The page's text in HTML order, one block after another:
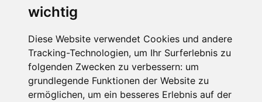
wichtig
Diese Website verwendet Cookies und andere
Tracking-Technologien, um Ihr Surferlebnis zu
folgenden Zwecken zu verbessern: um
grundlegende Funktionen der Website zu
ermöglichen, um ein besseres Erlebnis auf der
Die Schneehoehen Ski APP für iOS und Android - Ein